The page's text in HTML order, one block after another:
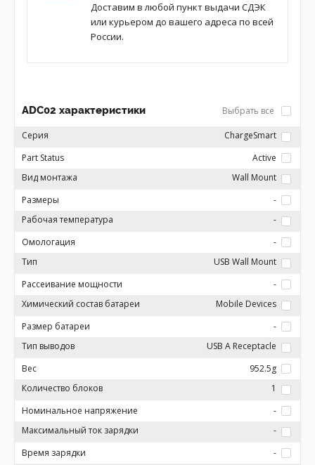
Доставим в любой пункт выдачи СДЭК
или курьером до вашего адреса по всей
России.
ADC02 характеристики Выбрать все
Серия
ChargeSmart
Part Status
Active
Вид монтажа
Wall Mount
Размеры
-
Рабочая температура
-
Омологация
-
Тип
USB Wall Mount
Рассеивание мощности
-
Химический состав батареи
Mobile Devices
Размер батареи
-
Тип выводов
USB A Receptacle
Вес
952.5g
Количество блоков
1
Номинальное напряжение
-
Максимальный ток зарядки
-
Время зарядки
-